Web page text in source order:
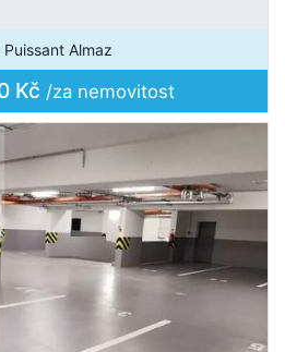
Puissant Almaz
Kč /za nemovitost